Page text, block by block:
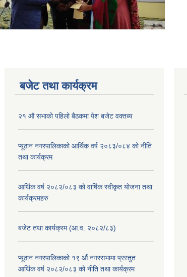
बजेट तथा कार्यक्रम
२१ औ सभाको पहिलो बैठकमा पेश बजेट वक्तब्य
प्यूठान नगरपालिकाको आर्थिक वर्ष २०८३/०८४ को नीति
तथा कार्यक्रम
आर्थिक वर्ष २०८२/०८३ को वार्षिक स्वीकृत योजना तथा
कार्यक्रमहरु
बजेट तथा कार्यक्रम (आ.व. २०८२/८३)
प्यूठान नगरपालिकाको १९ औं नगरसभामा प्रस्तुत
आर्थिक वर्ष २०८२/०८३ को नीति तथा कार्यक्रम